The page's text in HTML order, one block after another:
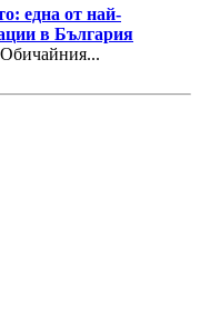
една от най-
в България